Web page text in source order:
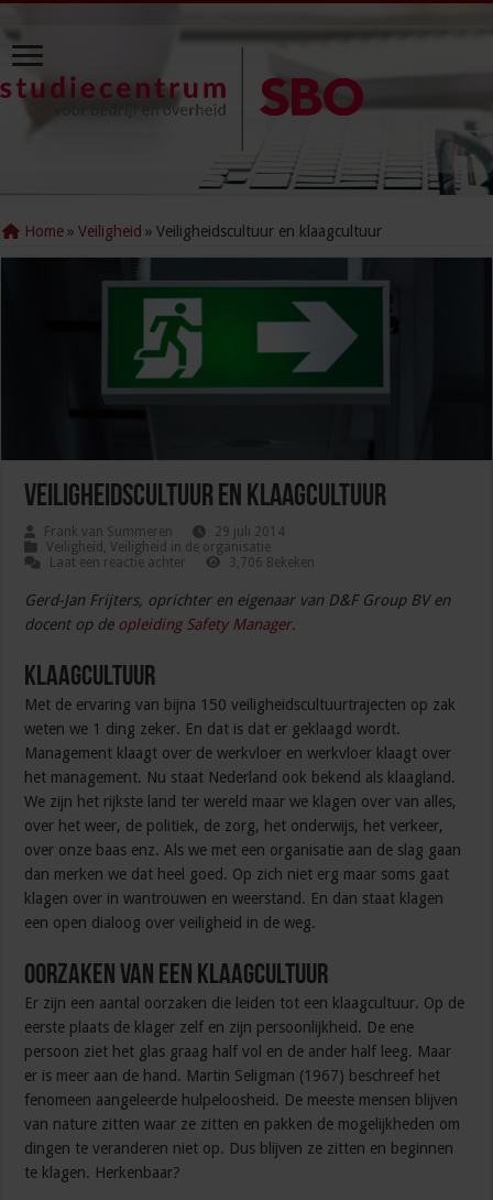
Home » Veiligheid » Veiligheidscultuur en klaagcultuur
Veiligheidscultuur en klaagcultuur
Frank van Summeren
29 juli 2014
Veiligheid ,Veiligheid in de organisatie
Laat een reactie achter
3,706 Bekeken
Gerd-Jan Frijters, oprichter en eigenaar van D&F Group BV en
docent op de opleiding Safety Manager.
Klaagcultuur
Met de ervaring van bijna 150 veiligheidscultuurtrajecten op zak
weten we 1 ding zeker. En dat is dat er geklaagd wordt.
Management klaagt over de werkvloer en werkvloer klaagt over
het management. Nu staat Nederland ook bekend als klaagland.
We zijn het rijkste land ter wereld maar we klagen over van alles,
over het weer, de politiek, de zorg, het onderwijs, het verkeer,
over onze baas enz. Als we met een organisatie aan de slag gaan
dan merken we dat heel goed. Op zich niet erg maar soms gaat
klagen over in wantrouwen en weerstand. En dan staat klagen
een open dialoog over veiligheid in de weg.
Oorzaken van een klaagcultuur
Er zijn een aantal oorzaken die leiden tot een klaagcultuur. Op de
eerste plaats de klager zelf en zijn persoonlijkheid. De ene
persoon ziet het glas graag half vol en de ander half leeg. Maar
er is meer aan de hand. Martin Seligman (1967) beschreef het
fenomeen aangeleerde hulpeloosheid. De meeste mensen blijven
van nature zitten waar ze zitten en pakken de mogelijkheden om
dingen te veranderen niet op. Dus blijven ze zitten en beginnen
te klagen. Herkenbaar?